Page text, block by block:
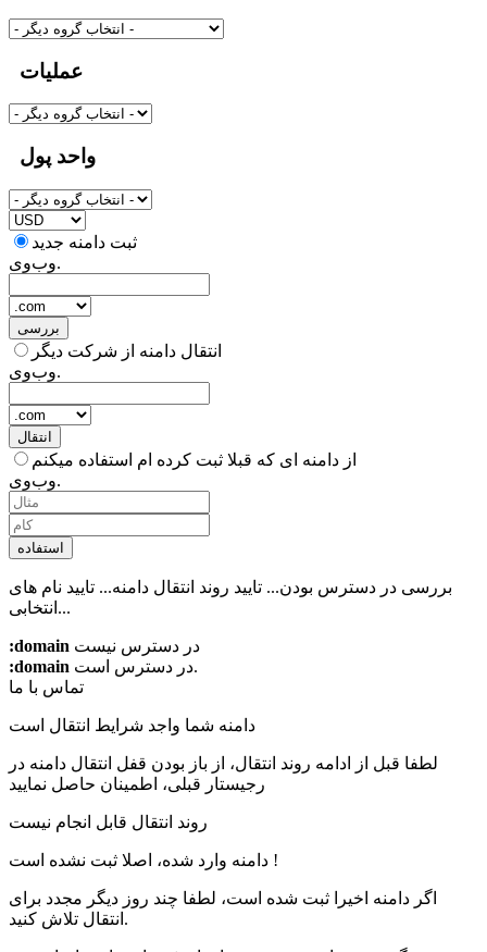
عملیات
واحد پول
ثبت دامنه جدید
وب‌وی.
بررسی
انتقال دامنه از شرکت دیگر
وب‌وی.
انتقال
از دامنه ای که قبلا ثبت کرده ام استفاده میکنم
وب‌وی.
استفاده
بررسی در دسترس بودن... تایید روند انتقال دامنه... تایید نام های
انتخابی...
:domain در دسترس نیست
:domain
در دسترس است.
تماس با ما
دامنه شما واجد شرایط انتقال است
لطفا قبل از ادامه روند انتقال، از باز بودن قفل انتقال دامنه در
رجیستار قبلی، اطمینان حاصل نمایید
روند انتقال قابل انجام نیست
دامنه وارد شده، اصلا ثبت نشده است !
اگر دامنه اخیرا ثبت شده است، لطفا چند روز دیگر مجدد برای
انتقال تلاش کنید.